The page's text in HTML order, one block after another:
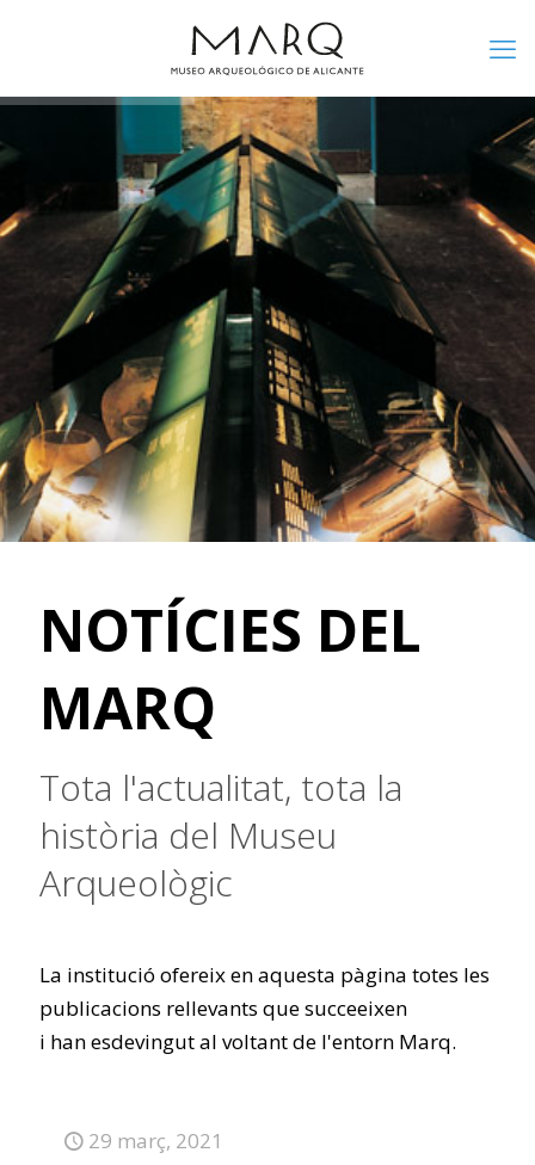
NOTÍCIES DEL
MARQ
Tota l'actualitat, tota la
història del Museu
Arqueològic
La institució ofereix en aquesta pàgina totes les
publicacions rellevants que succeeixen
i han esdevingut al voltant de l'entorn Marq.
29 març, 2021